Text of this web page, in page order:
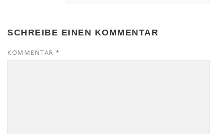
SCHREIBE EINEN KOMMENTAR
KOMMENTAR *